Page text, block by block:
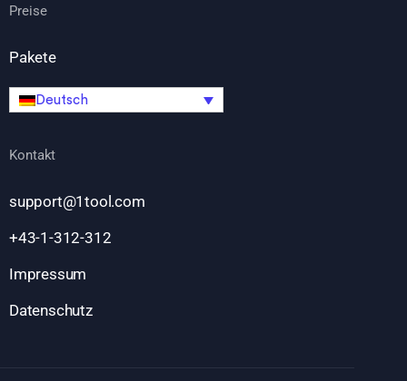
Preise
Pakete
Deutsch
Kontakt
support@1tool.com
+43-1-312-312
Impressum
Datenschutz